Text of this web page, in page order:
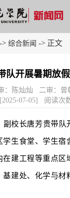
-> 综合新闻 -> 正文
队开展暑期放
：陈灿灿 二审：
07-05] 阅读次
副校长唐芳贵带队
学生食堂、学生宿
建工程等重点区
基建处、化学与材